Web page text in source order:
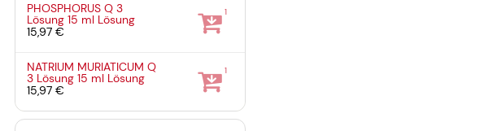
PHOSPHORUS Q 3
Lösung15 ml Lösung
15,97 €
1
NATRIUM MURIATICUM Q
3 Lösung15 ml Lösung
15,97 €
1